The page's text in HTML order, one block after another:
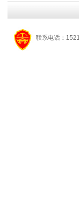
联系电话：